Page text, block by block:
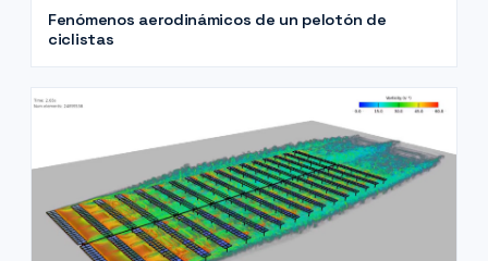
Fenómenos aerodinámicos de un pelotón de
ciclistas